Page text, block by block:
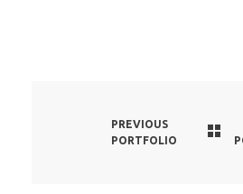
PREVIOUS
PORTFOLIO